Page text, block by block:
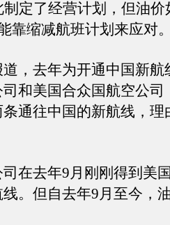
定了经营计划，但油
靠缩减航班计划来应对
去年为开通中国新航
和美国合众国航空公司
通往中国的新航线，理
去年9月刚刚得到美
。但自去年9月至今，